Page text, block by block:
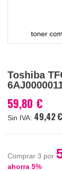
toner
al
comienzo
la
galería
Toshiba
59,80 €
49,42 €
Comprar 3 por
ahorra 5%